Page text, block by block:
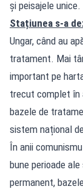
și peisajele unice.
Stațiunea s-a
Ungar, când au
tratament. Mai
important pe
trecut complet în
bazele de
sistem național
În anii
bune perioade
permanent,